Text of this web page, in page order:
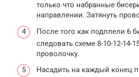
только что набранные
направлении. Затянуть
После того как подплели 6
следовать схеме 8-10-12-14-
проволочку.
Насадить на каждый конец